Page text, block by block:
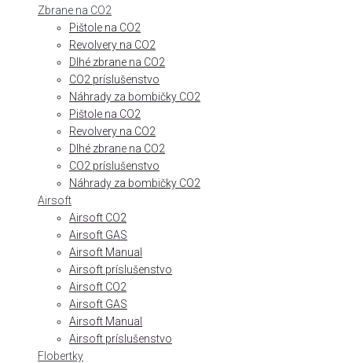
Zbrane na CO2
Pištole na CO2
Revolvery na CO2
Dlhé zbrane na CO2
CO2 príslušenstvo
Náhrady za bombičky CO2
Pištole na CO2
Revolvery na CO2
Dlhé zbrane na CO2
CO2 príslušenstvo
Náhrady za bombičky CO2
Airsoft
Airsoft CO2
Airsoft GAS
Airsoft Manual
Airsoft príslušenstvo
Airsoft CO2
Airsoft GAS
Airsoft Manual
Airsoft príslušenstvo
Flobertky